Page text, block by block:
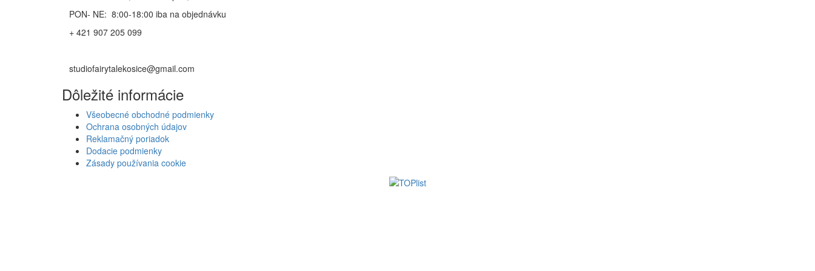
PON- NE: 8:00-18:00 iba na objednávku
+ 421 907 205 099
studiofairytalekosice@gmail.com
Dôležité informácie
Všeobecné obchodné podmienky
Ochrana osobných údajov
Reklamačný poriadok
Dodacie podmienky
Zásady používania cookie